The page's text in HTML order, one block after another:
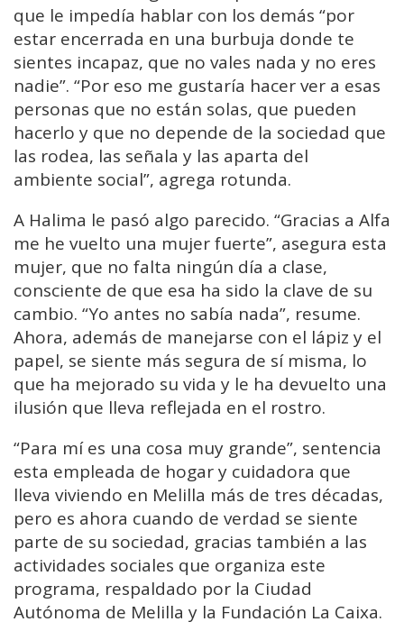
que le impedía hablar con los demás “por
estar encerrada en una burbuja donde te
sientes incapaz, que no vales nada y no eres
nadie”. “Por eso me gustaría hacer ver a esas
personas que no están solas, que pueden
hacerlo y que no depende de la sociedad que
las rodea, las señala y las aparta del
ambiente social”, agrega rotunda.
A Halima le pasó algo parecido. “Gracias a Alfa
me he vuelto una mujer fuerte”, asegura esta
mujer, que no falta ningún día a clase,
consciente de que esa ha sido la clave de su
cambio. “Yo antes no sabía nada”, resume.
Ahora, además de manejarse con el lápiz y el
papel, se siente más segura de sí misma, lo
que ha mejorado su vida y le ha devuelto una
ilusión que lleva reflejada en el rostro.
“Para mí es una cosa muy grande”, sentencia
esta empleada de hogar y cuidadora que
lleva viviendo en Melilla más de tres décadas,
pero es ahora cuando de verdad se siente
parte de su sociedad, gracias también a las
actividades sociales que organiza este
programa, respaldado por la Ciudad
Autónoma de Melilla y la Fundación La Caixa.